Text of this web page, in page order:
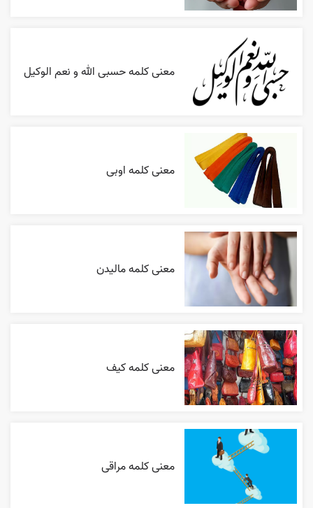
معنی کلمه حسبی الله و نعم الوکیل
معنی کلمه اوبی
معنی کلمه مالیدن
معنی کلمه کیف
معنی کلمه مراقی